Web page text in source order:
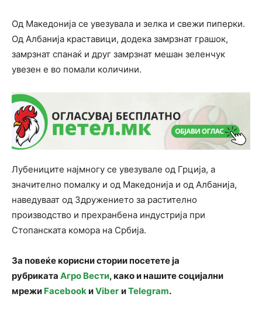
Од Македонија се увезувала и зелка и свежи пиперки.
Од Албанија краставици, додека замрзнат грашок,
замрзнат спанаќ и друг замрзнат мешан зеленчук
увезен е во помали количини.
Лубениците најмногу се увезувале од Грција, а
значително помалку и од Македонија и од Албанија,
наведуваат од Здружението за растително
производство и прехранбена индустрија при
Стопанската комора на Србија.
За повеќе корисни стории посетете ја
рубриката Агро Вести, како и нашите социјални
мрежи Facebook иViber иTelegram.